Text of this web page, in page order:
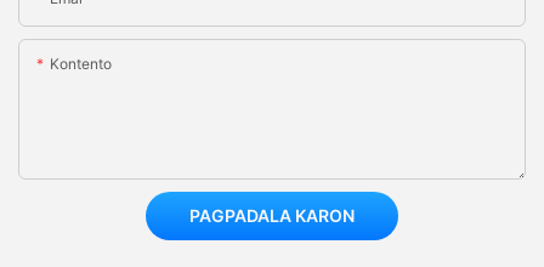
Kontento
PAGPADALA KARON